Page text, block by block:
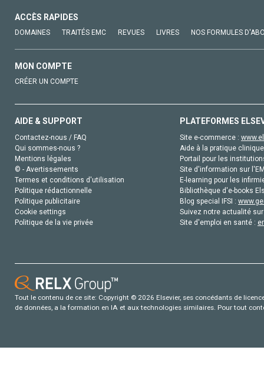
ACCÈS RAPIDES
DOMAINES TRAITÉS EMC REVUES LIVRES NOS FORMULES
MON COMPTE
CRÉER UN COMPTE
AIDE & SUPPORT
Contactez-nous / FAQ
Qui sommes-nous ?
Mentions légales
© - Avertissements
Termes et conditions d'utilisation
Politique rédactionnelle
Politique publicitaire
Cookie settings
Politique de la vie privée
PLATEFORMES
Site e-commerce :
Aide à la pratique
Portail pour les
Site d'information sur
E-learning pour les
Bibliothèque d'e-books
Blog special IFSI :
Suivez notre actualité
Site d'emploi en santé :
Tout le contenu de ce site: Copyright © 2026 Elsevier, ses concédants de
de données, a la formation en IA et aux technologies similaires. Pour tout